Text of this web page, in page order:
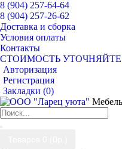
8 (904) 257-64-64
8 (904) 257-26-62
Доставка и сборка
Условия оплаты
Контакты
СТОИМОСТЬ
Авторизация
Регистрация
Закладки (0)